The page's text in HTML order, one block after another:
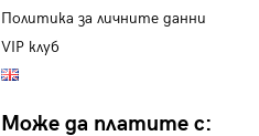
Политика за личните данни
VIP клуб
Може да платите с: